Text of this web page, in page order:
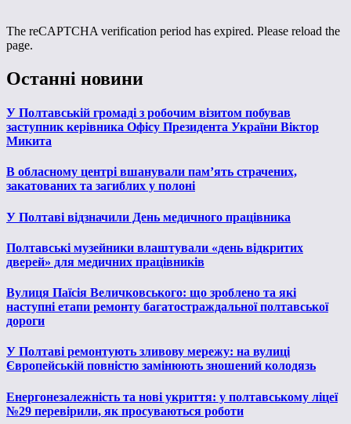
The reCAPTCHA verification period has expired. Please reload the
page.
Останні новини
У Полтавській громаді з робочим візитом побував
заступник керівника Офісу Президента України Віктор
Микита
В обласному центрі вшанували пам’ять страчених,
закатованих та загиблих у полоні
У Полтаві відзначили День медичного працівника
Полтавські музейники влаштували «день відкритих
дверей» для медичних працівників
Вулиця Паїсія Величковського: що зроблено та які
наступні етапи ремонту багатостраждальної полтавської
дороги
У Полтаві ремонтують зливову мережу: на вулиці
Європейській повністю замінюють зношений колодязь
Енергонезалежність та нові укриття: у полтавському ліцеї
№29 перевірили, як просуваються роботи